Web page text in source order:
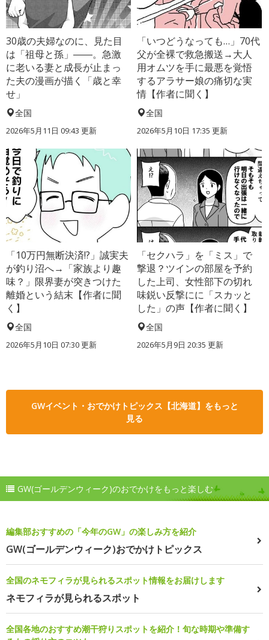
30歳の夫婦なのに、見た目
は「祖母と孫」――。急激
に老いる妻と成長が止まっ
た夫の漫画が描く「歳と幸
せ」
全国
2026年5月11日 09:43 更新
「いつどうなっても…」70代
父が全裸で救急搬送→大人
用オムツを手に最悪を覚悟
するアラサー娘の痛切な実
情【作者に聞く】
全国
2026年5月10日 17:35 更新
「10万円無断決済!?」誠実夫
が釣り沼へ→「家族より趣
味？」限界妻が突きつけた
離婚という結末【作者に聞
く】
全国
2026年5月10日 07:30 更新
「セクハラ」を「ミス」で
撃退？ツインの部屋を予約
した上司、女性部下の切れ
味鋭い反撃にに「スカッと
した」の声【作者に聞く】
全国
2026年5月9日 20:35 更新
GWイベント・おでかけトピックス【北海道】をもっと
見る
GW(ゴールデンウィーク)のおでかけをもっと楽しむ
編集部おすすめの「今年のGW」の楽しみ方を紹介
GW(ゴールデンウィーク)おでかけトピックス
全国のネモフィラが見られるスポット情報をお届けします
ネモフィラが見られるスポット
全国各地のおすすめ潮干狩りスポットを紹介！旬な時期や準備す